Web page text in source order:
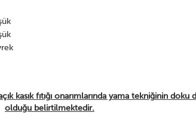
kasık fıtığı onarımlarında yama tekniğinin
olduğu belirtilmektedir.